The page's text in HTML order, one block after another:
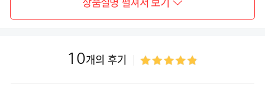
상품설명 펼쳐서 보기
10개의 후기